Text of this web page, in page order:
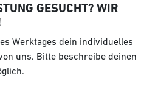
GESUCHT? WIR
Werktages dein individuelles
uns. Bitte beschreibe deinen